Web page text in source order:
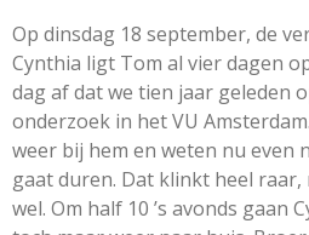
Op dinsdag 18 september, de
Cynthia ligt Tom al vier dagen
dag af dat we tien jaar geleden
onderzoek in het VU
weer bij hem en weten nu even
gaat duren. Dat klinkt heel
wel. Om half 10 ’s avonds gaan